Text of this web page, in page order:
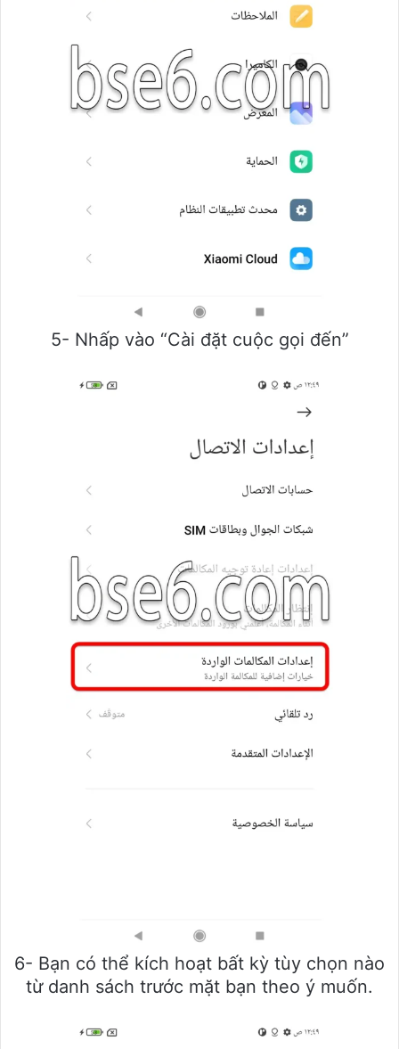
5- Nhấp vào “Cài đặt cuộc gọi đến”
6- Bạn có thể kích hoạt bất kỳ tùy chọn nào
từ danh sách trước mặt bạn theo ý muốn.